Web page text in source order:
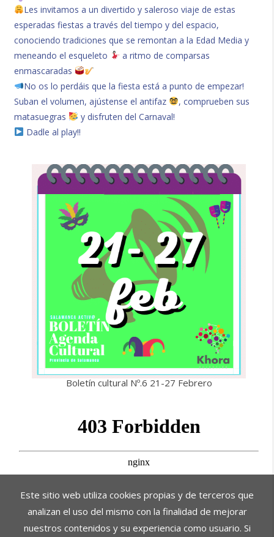
Este sitio web utiliza cookies propias y de terceros que
analizan el uso del mismo con la finalidad de mejorar
nuestros contenidos y su experiencia como usuario. Si
Les invitamos a un divertido y saleroso viaje de estas
esperadas fiestas a través del tiempo y del espacio,
conociendo tradiciones que se remontan a la Edad Media y
meneando el esqueleto
a ritmo de comparsas
enmascaradas
No os lo perdáis que la fiesta está a punto de empezar!
Suban el volumen, ajústense el antifaz
, comprueben sus
matasuegras
y disfruten del Carnaval!
Dadle al play!!
Boletín cultural Nº.6 21-27 Febrero